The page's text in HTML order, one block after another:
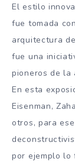
El estilo
fue tomada
arquitectura
fue una
pioneros de la
En esta
Eisenman,
otros, para
por ejemplo lo